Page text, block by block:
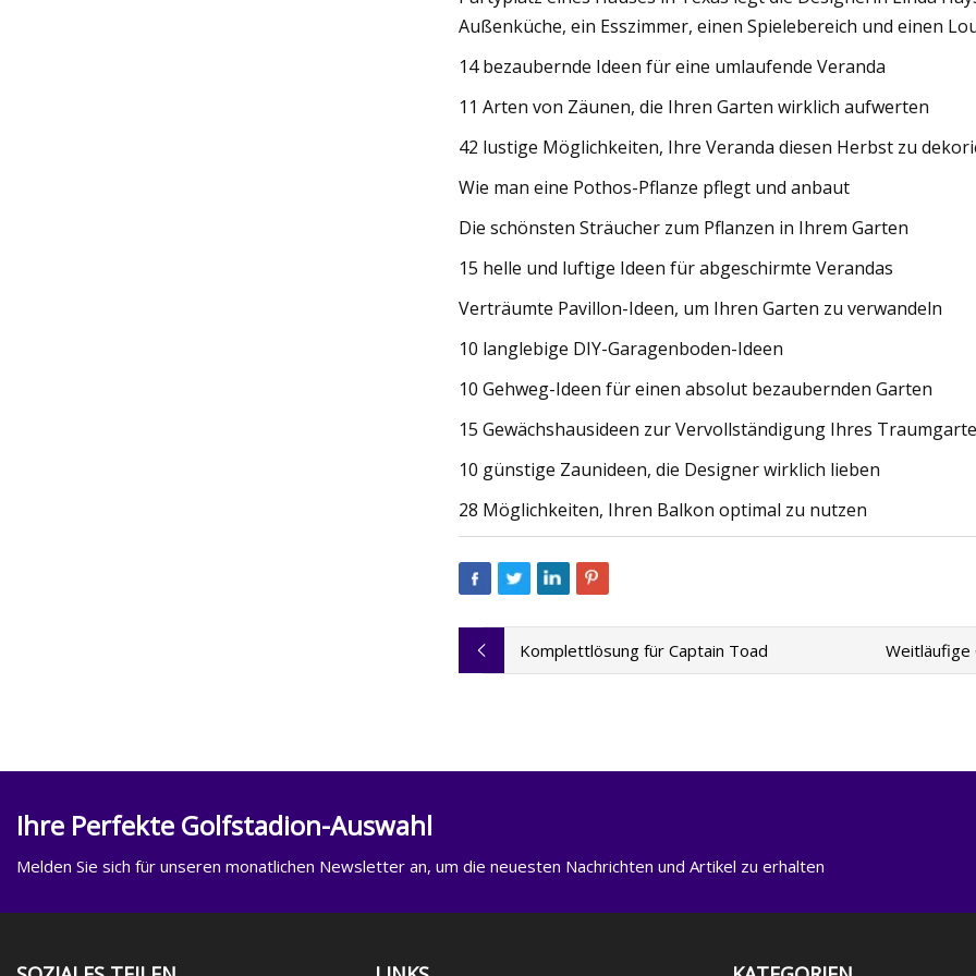
Außenküche, ein Esszimmer, einen Spielebereich und einen
14 bezaubernde Ideen für eine umlaufende Veranda
11 Arten von Zäunen, die Ihren Garten wirklich aufwerten
42 lustige Möglichkeiten, Ihre Veranda diesen Herbst zu
Wie man eine Pothos-Pflanze pflegt und anbaut
Die schönsten Sträucher zum Pflanzen in Ihrem Garten
15 helle und luftige Ideen für abgeschirmte Verandas
Verträumte Pavillon-Ideen, um Ihren Garten zu verwandeln
10 langlebige DIY-Garagenboden-Ideen
10 Gehweg-Ideen für einen absolut bezaubernden Garten
15 Gewächshausideen zur Vervollständigung Ihres
10 günstige Zaunideen, die Designer wirklich lieben
28 Möglichkeiten, Ihren Balkon optimal zu nutzen
Komplettlösung für Captain Toad Weitläufige
Ihre Perfekte Golfstadion-Auswahl
Melden Sie sich für unseren monatlichen Newsletter an, um die neuesten Nachrichten und Artikel zu erhalten